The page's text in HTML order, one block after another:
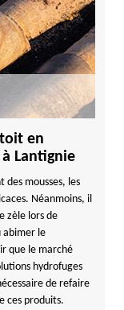
en
Lantignie
des mousses, les
Néanmoins, il
zèle lors de
abimer le
que le marché
hydrofuges
de refaire
ces produits.